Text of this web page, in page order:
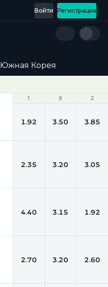
Регистрация
Войти
Южная Корея
1 Х 2
1 Х 2
1.92 3.50 3.85
2.35 3.20 3.05
4.40 3.15 1.92
2.70 3.20 2.60